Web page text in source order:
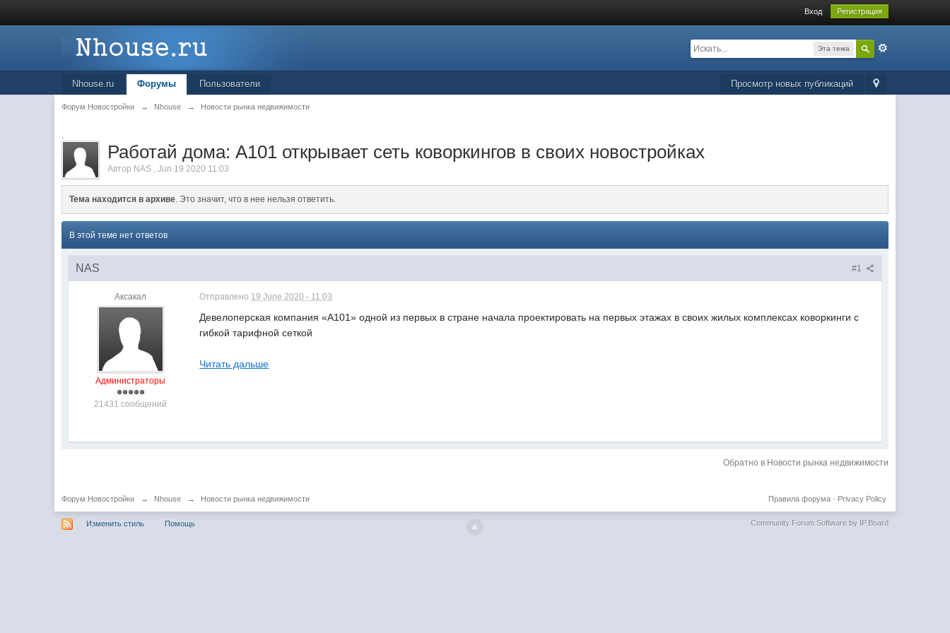
Вход Регистрация
Эта тема
Просмотр новых публикаций
Nhouse.ru Форумы Пользователи
Форум Новостройки → Nhouse → Новости рынка недвижимости
.
Работай дома: А101 открывает сеть коворкингов в своих новостройках
Автор NAS ,Jun 19 2020 11:03
Тема находится в архиве. Это значит, что в нее нельзя ответить.
В этой теме нет ответов
#1
NAS
Аксакал
Администраторы
21431 сообщений
Отправлено 19 June 2020 - 11:03
Девелоперская компания «А101» одной из первых в стране начала проектировать на первых этажах в своих жилых комплексах коворкинги с
гибкой тарифной сеткой
Читать дальше
Обратно в Новости рынка недвижимости
Форум Новостройки → Nhouse → Новости рынка недвижимости Privacy Policy
Правила форума·
Изменить стиль Помощь Community Forum Software by IP.Board